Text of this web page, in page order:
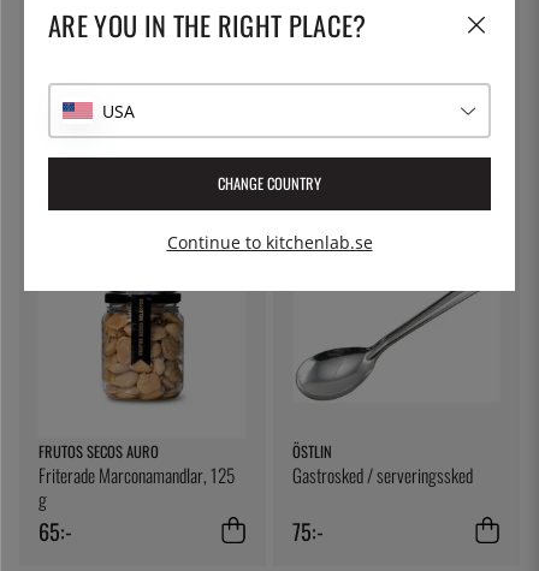
KITCHEN CRAFT
Ostduk, filterduk - Kitchen Craft
THE KITCHEN LAB
5:-
FRUTOS SECOS AURO
Friterade Marconamandlar, 125
g
65:-
ÖSTLIN
Gastrosked / serveringssked
75:-
ARE YOU IN THE RIGHT PLACE?
USA
CHANGE COUNTRY
Continue to kitchenlab.se